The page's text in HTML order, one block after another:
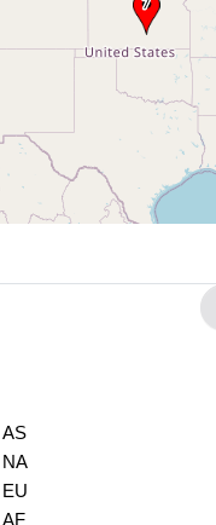
AS
NA
EU
AF